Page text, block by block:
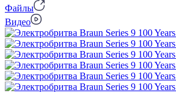
Файлы
Видео